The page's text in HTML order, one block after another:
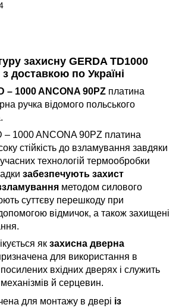
захисну GERDA TD1000
з доставкою по Україні
– 1000 ANCONA 90PZ платина
ручка відомого польського
– 1000 ANCONA 90PZ платина
стійкість до взламування завдяки
технологій термообробки
забезпечують захист
методом силового
суттєву перешкоду при
відмичок, а також захищені
як захисна дверна
для використання в
вхідних дверях і служить
й серцевин.
для монтажу в двері із